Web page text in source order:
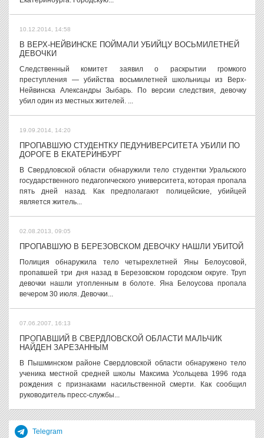
10.12.2014, 14:58
В ВЕРХ-НЕЙВИНСКЕ ПОЙМАЛИ УБИЙЦУ ВОСЬМИЛЕТНЕЙ
ДЕВОЧКИ
Следственный комитет заявил о раскрытии громкого
преступления — убийства восьмилетней школьницы из Верх-
Нейвинска Александры Зыбарь. По версии следствия, девочку
убил один из местных жителей. ...
19.09.2014, 14:20
ПРОПАВШУЮ СТУДЕНТКУ ПЕДУНИВЕРСИТЕТА УБИЛИ ПО
ДОРОГЕ В ЕКАТЕРИНБУРГ
В Свердловской области обнаружили тело студентки Уральского
государственного педагогического университета, которая пропала
пять дней назад. Как предполагают полицейские, убийцей
является житель...
02.08.2013, 09:05
ПРОПАВШУЮ В БЕРЕЗОВСКОМ ДЕВОЧКУ НАШЛИ УБИТОЙ
Полиция обнаружила тело четырехлетней Яны Белоусовой,
пропавшей три дня назад в Березовском городском округе. Труп
девочки нашли утопленным в болоте. Яна Белоусова пропала
вечером 30 июля. Девочки...
07.06.2007, 16:13
ПРОПАВШИЙ В СВЕРДЛОВСКОЙ ОБЛАСТИ МАЛЬЧИК
НАЙДЕН ЗАРЕЗАННЫМ
В Пышминском районе Свердловской области обнаружено тело
ученика местной средней школы Максима Усольцева 1996 года
рождения с признаками насильственной смерти. Как сообщил
руководитель пресс-службы...
Telegram